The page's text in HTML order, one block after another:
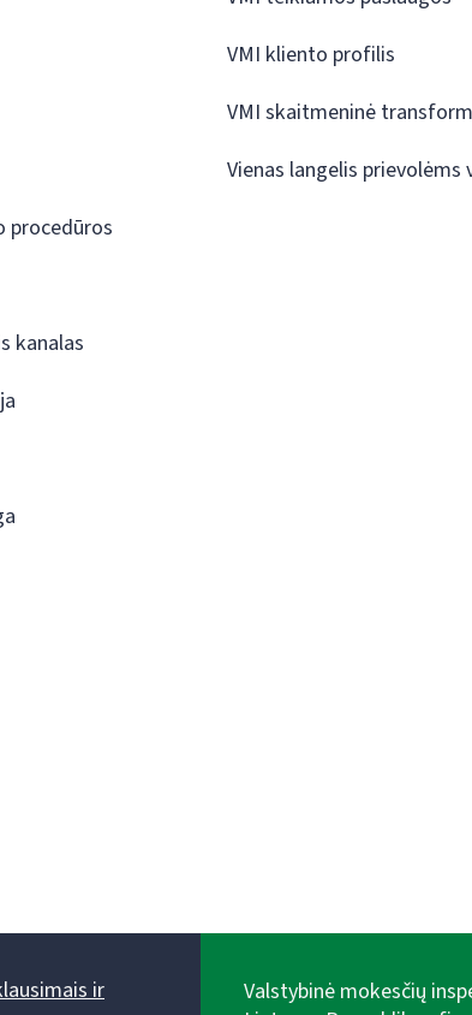
procedūros
kanalas
VMI kliento profilis
VMI skaitmeninė
Vienas langelis
ir
Valstybinė mokesčių